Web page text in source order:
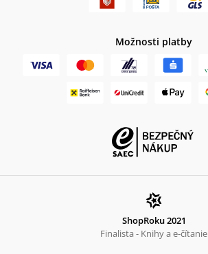
Možnosti platby
ShopRoku 2021
Finalista - Knihy a e-čítanie